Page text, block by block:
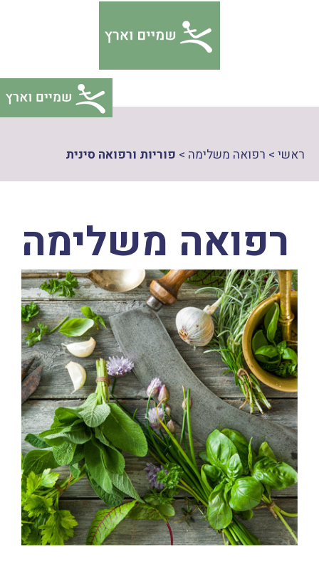
ראשי > רפואה משלימה > פוריות ורפואה סינית
רפואה משלימה